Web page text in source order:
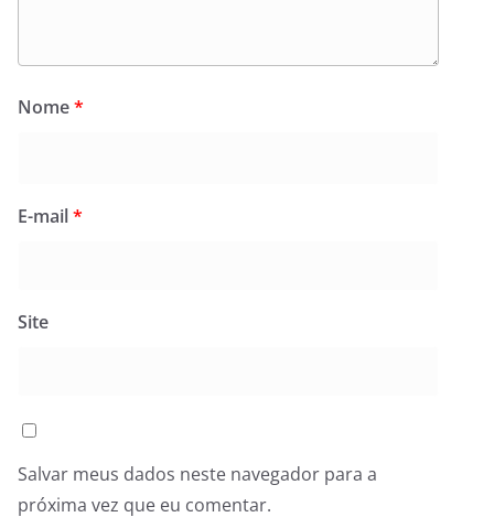
Nome*
E-mail*
Site
Salvar meus dados neste navegador para a
próxima vez que eu comentar.